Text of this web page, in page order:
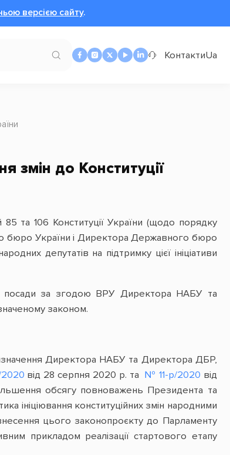
версією сайту.
КонтактиUa
змін до Конституції
та 106 Конституції України (щодо порядку
бюро України і Директора Державного бюро
депутатів на підтримку цієї ініціативи
з посади за згодою ВРУ Директора НАБУ та
законом.
Директора НАБУ та Директора ДБР,
від 28 серпня 2020 р. та № 11-р/2020 від
обсягу повноважень Президента та
ініціювання конституційних змін народними
цього законопроєкту до Парламенту
прикладом реалізації стартового етапу